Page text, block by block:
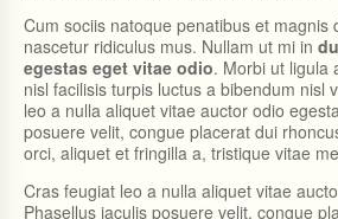
Cum sociis natoque penatibus et magnis
nascetur ridiculus mus. Nullam ut mi in
egestas eget vitae odio. Morbi ut ligula
nisl facilisis turpis luctus a bibendum nisl
leo a nulla aliquet vitae auctor odio
posuere velit, congue placerat dui
orci, aliquet et fringilla a, tristique vitae
Cras feugiat leo a nulla aliquet vitae
Phasellus iaculis posuere velit, congue